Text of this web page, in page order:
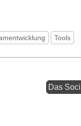
Tools
Das